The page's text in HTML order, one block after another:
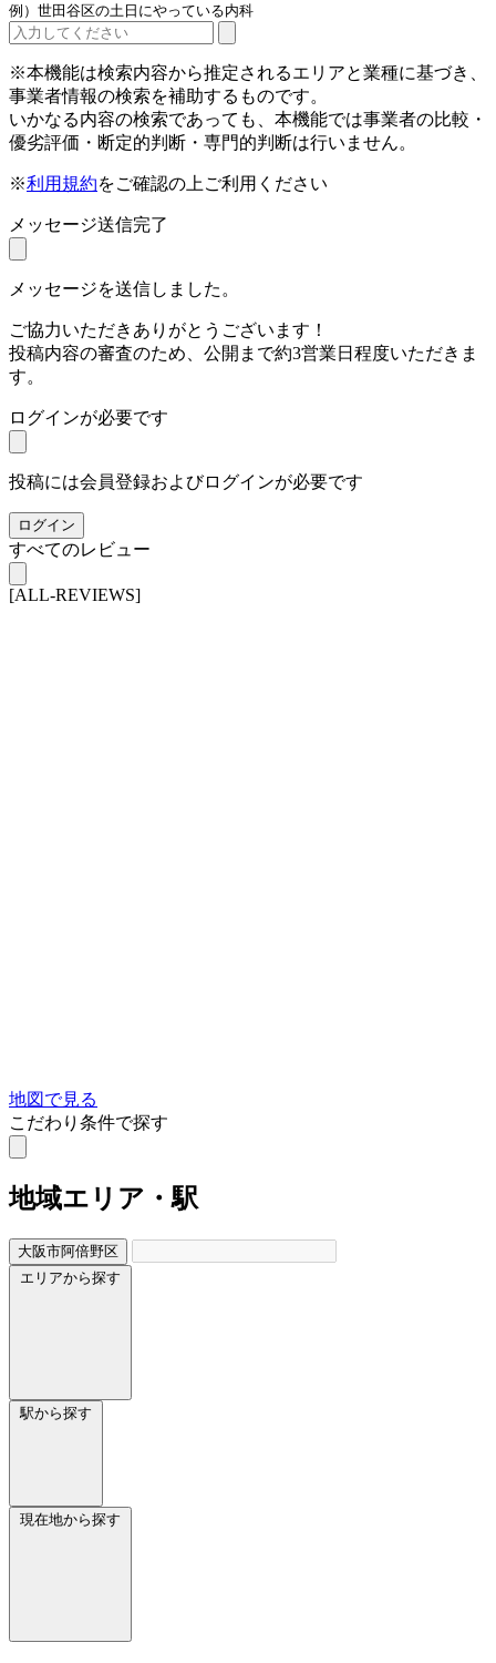
例）世田谷区の土日にやっている内科
※本機能は検索内容から推定されるエリアと業種に基づき、
事業者情報の検索を補助するものです。
いかなる内容の検索であっても、本機能では事業者の比較・
優劣評価・断定的判断・専門的判断は行いません。
※利用規約をご確認の上ご利用ください
メッセージ送信完了
メッセージを送信しました。
ご協力いただきありがとうございます！
投稿内容の審査のため、公開まで約3営業日程度いただきま
す。
ログインが必要です
投稿には会員登録およびログインが必要です
ログイン
すべてのレビュー
[ALL-REVIEWS]
地図で見る
こだわり条件で探す
地域エリア・駅
大阪市阿倍野区
エリアから探す
駅から探す
現在地から探す